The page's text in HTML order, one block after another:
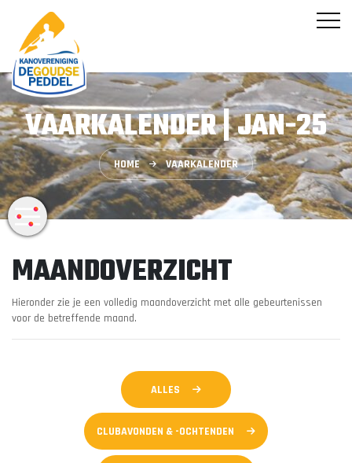
VAARKALENDER | JAN-25
HOME VAARKALENDER
MAANDOVERZICHT
Hieronder zie je een volledig maandoverzicht met alle gebeurtenissen
voor de betreffende maand.
ALLES
CLUBAVONDEN & -OCHTENDEN